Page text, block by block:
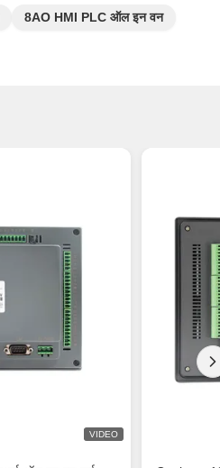
8AO HMI PLC ऑल इन वन
VIDEO